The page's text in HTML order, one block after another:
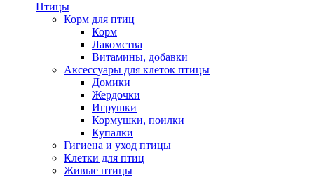
Птицы
Корм для птиц
Корм
Лакомства
Витамины, добавки
Аксессуары для клеток птицы
Домики
Жердочки
Игрушки
Кормушки, поилки
Купалки
Гигиена и уход птицы
Клетки для птиц
Живые птицы